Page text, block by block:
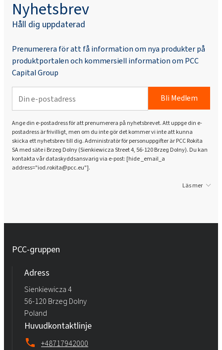
Nyhetsbrev
Håll dig uppdaterad
Prenumerera för att få information om nya produkter på
produktportalen och kommersiell information om PCC
Capital Group
Bli Medlem
Ange din e-postadress för att prenumerera på nyhetsbrevet. Att uppge din e-
postadress är frivilligt, men om du inte gör det kommer vi inte att kunna
skicka ett nyhetsbrev till dig. Administratör för personuppgifter är PCC Rokita
SA med säte i Brzeg Dolny (Sienkiewicza Street 4, 56-120 Brzeg Dolny). Du kan
kontakta vår dataskyddsansvarig via e-post: [hide _email_a
address="iod.rokita@pcc.eu"].
Läs mer
PCC-gruppen
Adress
Sienkiewicza 4
56-120 Brzeg Dolny
Poland
Huvudkontaktlinje
+48717942000